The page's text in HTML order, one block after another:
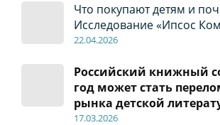
Что покупают детям и
Исследование «Ипсос
22.04.2026
Российский книжный
год может стать
рынка детской
17.03.2026